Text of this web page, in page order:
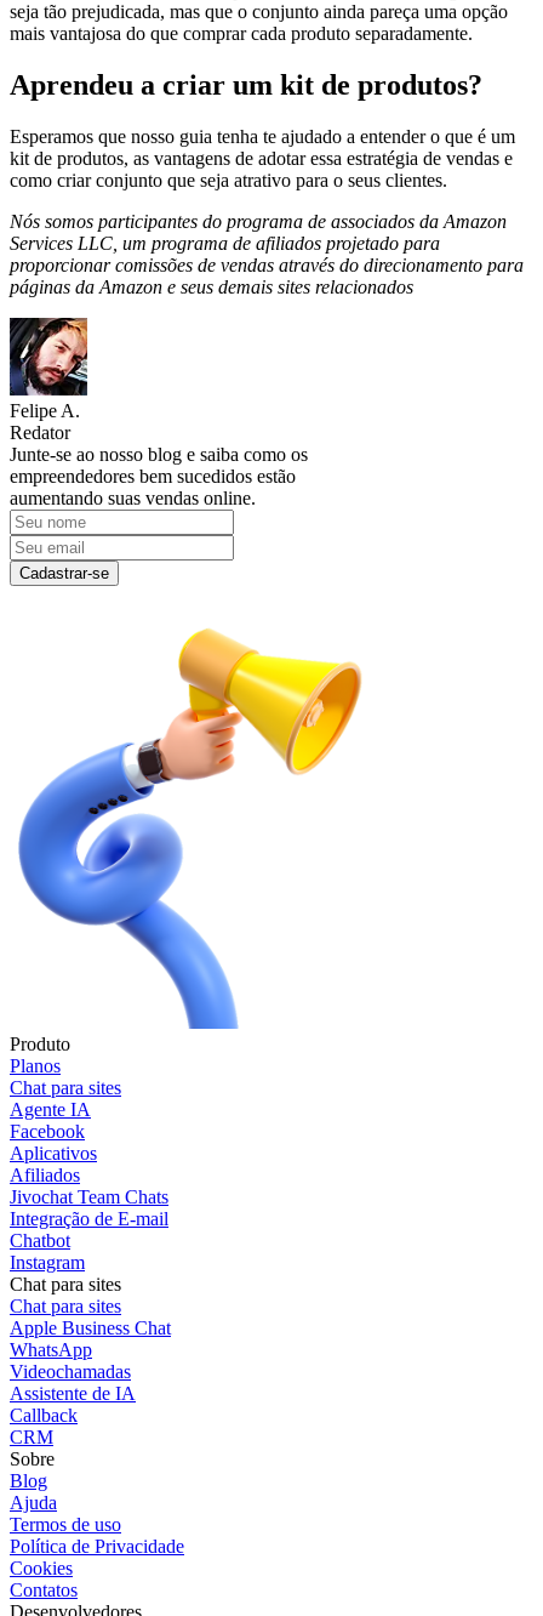
seja tão prejudicada, mas que o conjunto ainda pareça uma opção
mais vantajosa do que comprar cada produto separadamente.
Aprendeu a criar um kit de produtos?
Esperamos que nosso guia tenha te ajudado a entender o que é um
kit de produtos, as vantagens de adotar essa estratégia de vendas e
como criar conjunto que seja atrativo para o seus clientes.
Nós somos participantes do programa de associados da Amazon
Services LLC, um programa de afiliados projetado para
proporcionar comissões de vendas através do direcionamento para
páginas da Amazon e seus demais sites relacionados
Felipe A.
Redator
Junte-se ao nosso blog e saiba como os
empreendedores bem sucedidos estão
aumentando suas vendas online.
Cadastrar-se
Produto
Planos
Chat para sites
Agente IA
Facebook
Aplicativos
Afiliados
Jivochat Team Chats
Integração de E-mail
Chatbot
Instagram
Chat para sites
Chat para sites
Apple Business Chat
WhatsApp
Videochamadas
Assistente de IA
Callback
CRM
Sobre
Blog
Ajuda
Termos de uso
Política de Privacidade
Cookies
Contatos
Desenvolvedores